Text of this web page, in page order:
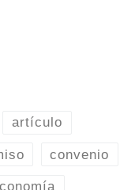
artículo
convenio